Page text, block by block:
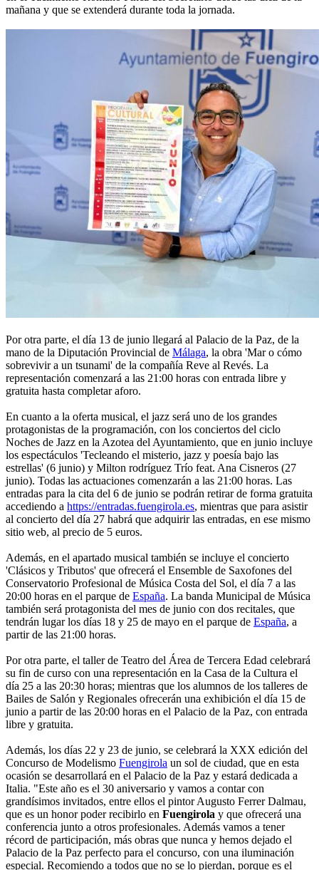
mañana y que se extenderá durante toda la jornada.
Por otra parte, el día 13 de junio llegará al Palacio de la Paz, de la
mano de la Diputación Provincial de Málaga, la obra 'Mar o cómo
sobrevivir a un tsunami' de la compañía Reve al Revés. La
representación comenzará a las 21:00 horas con entrada libre y
gratuita hasta completar aforo.
En cuanto a la oferta musical, el jazz será uno de los grandes
protagonistas de la programación, con los conciertos del ciclo
Noches de Jazz en la Azotea del Ayuntamiento, que en junio incluye
los espectáculos 'Tecleando el misterio, jazz y poesía bajo las
estrellas' (6 junio) y Milton rodríguez Trío feat. Ana Cisneros (27
junio). Todas las actuaciones comenzarán a las 21:00 horas. Las
entradas para la cita del 6 de junio se podrán retirar de forma gratuita
accediendo a https://entradas.fuengirola.es, mientras que para asistir
al concierto del día 27 habrá que adquirir las entradas, en ese mismo
sitio web, al precio de 5 euros.
Además, en el apartado musical también se incluye el concierto
'Clásicos y Tributos' que ofrecerá el Ensemble de Saxofones del
Conservatorio Profesional de Música Costa del Sol, el día 7 a las
20:00 horas en el parque de España. La banda Municipal de Música
también será protagonista del mes de junio con dos recitales, que
tendrán lugar los días 18 y 25 de mayo en el parque de España, a
partir de las 21:00 horas.
Por otra parte, el taller de Teatro del Área de Tercera Edad celebrará
su fin de curso con una representación en la Casa de la Cultura el
día 25 a las 20:30 horas; mientras que los alumnos de los talleres de
Bailes de Salón y Regionales ofrecerán una exhibición el día 15 de
junio a partir de las 20:00 horas en el Palacio de la Paz, con entrada
libre y gratuita.
Además, los días 22 y 23 de junio, se celebrará la XXX edición del
Concurso de Modelismo Fuengirola un sol de ciudad, que en esta
ocasión se desarrollará en el Palacio de la Paz y estará dedicada a
Italia. "Este año es el 30 aniversario y vamos a contar con
grandísimos invitados, entre ellos el pintor Augusto Ferrer Dalmau,
que es un honor poder recibirlo en Fuengirola y que ofrecerá una
conferencia junto a otros profesionales. Además vamos a tener
récord de participación, más obras que nunca y hemos dejado el
Palacio de la Paz perfecto para el concurso, con una iluminación
especial. Recomiendo a todos que no se lo pierdan, porque es el